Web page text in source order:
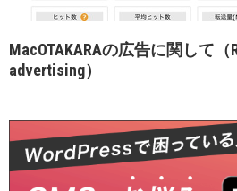
MacOTAKARAの広告に関して（
advertising）